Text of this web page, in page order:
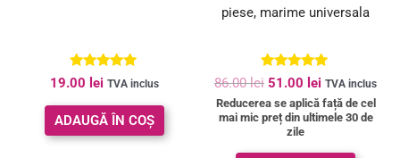
Evaluat la
5.00
din 5
19.00 lei TVA inclus
ADAUGĂ ÎN COȘ
piese, marime universala
Evaluat la
5.00
din 5
86.00lei 51.00 lei TVA inclus
Reducerea se aplică față de cel
mai mic preț din ultimele 30 de
zile